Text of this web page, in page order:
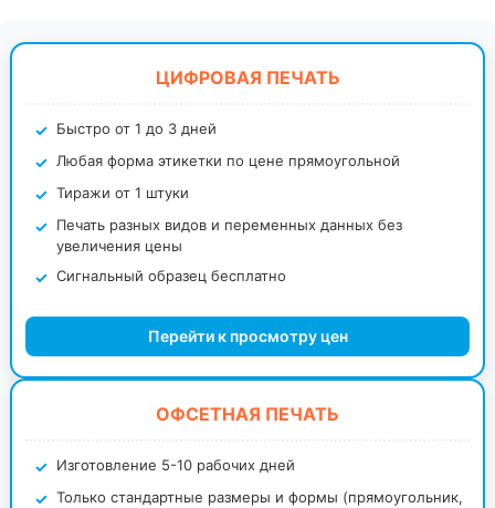
ЦИФРОВАЯ ПЕЧАТЬ
Быстро от 1 до 3 дней
Любая форма этикетки по цене прямоугольной
Тиражи от 1 штуки
Печать разных видов и переменных данных без
увеличения цены
Сигнальный образец бесплатно
Перейти к просмотру цен
ОФСЕТНАЯ ПЕЧАТЬ
Изготовление 5-10 рабочих дней
Только стандартные размеры и формы (прямоугольник,